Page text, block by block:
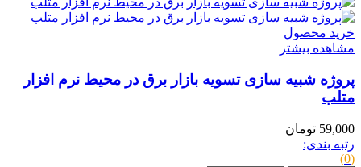
خرید محصول
مشاهده بیشتر
پروژه شبیه سازی تسویه بازار برق در محیط نرم افزار
متلب
59,000 تومان
رتبه بندی:
(0)